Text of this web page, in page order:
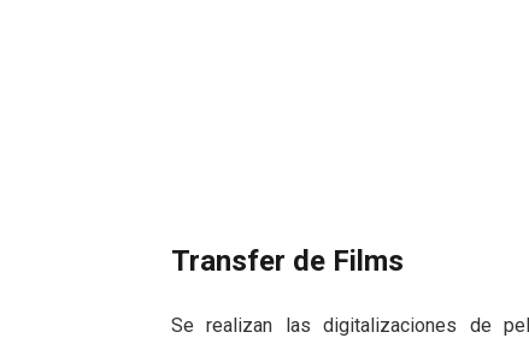
Transfer de Films
Se realizan las digitalizaciones de